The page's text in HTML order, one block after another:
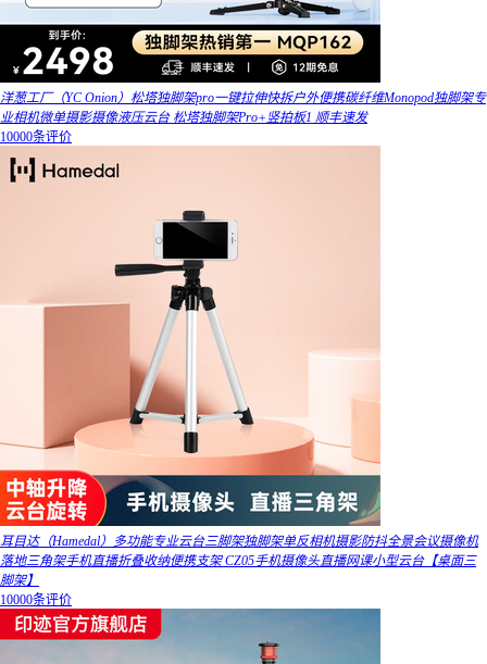
洋葱工厂（YC Onion）松塔独脚架pro一键拉伸快拆户外便携碳纤维Monopod独脚架专
业相机微单摄影摄像液压云台 松塔独脚架Pro+竖拍板1 顺丰速发
10000条评价
耳目达（Hamedal）多功能专业云台三脚架独脚架单反相机摄影防抖全景会议摄像机
落地三角架手机直播折叠收纳便携支架 CZ05手机摄像头直播网课小型云台【桌面三
脚架】
10000条评价